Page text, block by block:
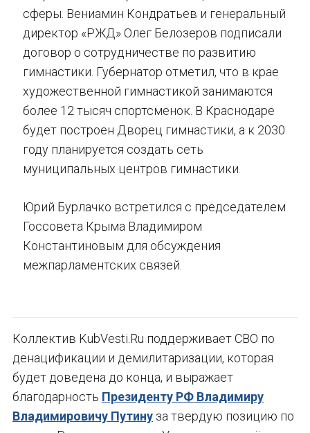
сферы. Вениамин Кондратьев и генеральный
директор «РЖД» Олег Белозеров подписали
договор о сотрудничестве по развитию
гимнастики. Губернатор отметил, что в крае
художественной гимнастикой занимаются
более 12 тысяч спортсменок. В Краснодаре
будет построен Дворец гимнастики, а к 2030
году планируется создать сеть
муниципальных центров гимнастики.
Юрий Бурлачко встретился с председателем
Госсовета Крыма Владимиром
Константиновым для обсуждения
межпарламентских связей.
Коллектив KubVesti.Ru поддерживает СВО по
денацификации и демилитаризации, которая
будет доведена до конца, и выражает
благодарность Президенту РФ Владимиру
Владимировичу Путину за твердую позицию по